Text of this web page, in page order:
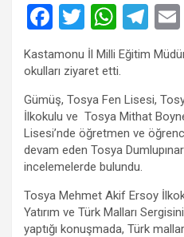
F
ce
b
o
o
k
T
wi
tt
er
W
h
at
s
A
p
p
T
el
e
gr
a
m
Kastamonu İl Milli Eğitim
okulları ziyaret etti.
Gümüş, Tosya Fen Lisesi,
İlkokulu ve Tosya Mithat
Lisesi’nde öğretmen ve
devam eden Tosya
incelemelerde bulundu.
Tosya Mehmet Akif Ersoy
Yatırım ve Türk Malları
yaptığı konuşmada, Türk